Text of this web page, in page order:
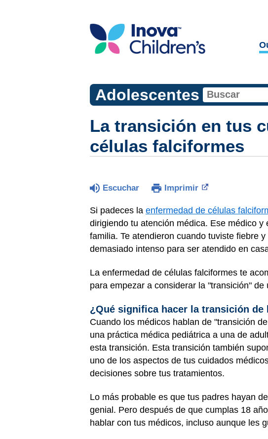
Adolescentes
La transición en tus
células falciformes
Escuchar Imprimir
Si padeces la enfermedad de células
dirigiendo tu atención médica. Ese médico
familia. Te atendieron cuando tuviste fiebre
demasiado intenso para ser atendido en
La enfermedad de células falciformes te
para empezar a considerar la "transición"
¿Qué significa hacer la transición
Cuando los médicos hablan de "transición
una práctica médica pediátrica a una de
esta transición. Esta transición también
uno de los aspectos de tus cuidados
decisiones sobre tus tratamientos.
Lo más probable es que tus padres hayan
genial. Pero después de que cumplas 18
hablar con tus médicos, incluso aunque les